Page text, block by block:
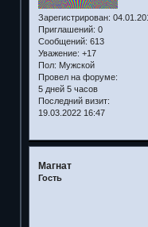
Зарегистрирован:
Приглашений: 0
Сообщений: 613
Уважение: +17
Пол: Мужской
Провел на форуме:
5 дней 5 часов
Последний визит:
19.03.2022 16:47
Магнат
Гость